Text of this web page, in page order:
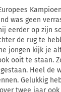
was geen
eerder op zijn
de rug te
jongen kijk je
ooit te staan.
Heel de
Gelukkig